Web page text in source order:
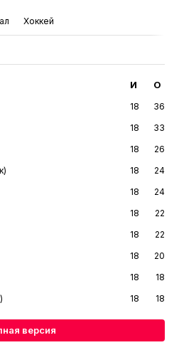
Хоккей
И О
18
36
18
33
18
26
18
24
18
24
18
22
18
22
18
20
18
18
18 18
версия